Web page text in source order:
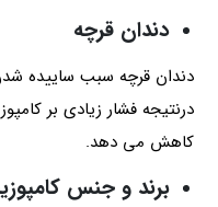
دندان قرچه
دندان قرچه سبب ساییده
درنتیجه فشار زیادی بر
کاهش می دهد.
برند و جنس